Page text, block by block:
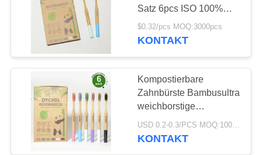
UNS
IN
VERBINDUNG
FORDERN
Satz 6pcs ISO 100%
biologisch abbaubares
Bambussoem
$0.32/pcs MOQ:3000pcs
KONTAKT
Kompostierbare
Zahnbürste Bambusultra
weichborstige
Zahnbürsten-biologisch
abbaubare 100
KONTAKT